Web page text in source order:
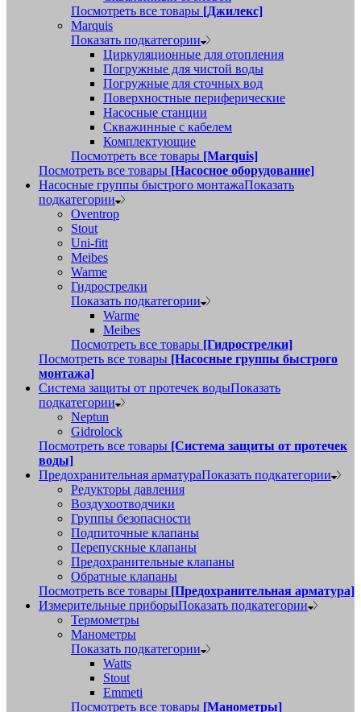
Посмотреть все товары [Джилекс]
Marquis
Показать подкатегории
Циркуляционные для отопления
Погружные для чистой воды
Погружные для сточных вод
Поверхностные периферические
Насосные станции
Скважинные с кабелем
Комплектующие
Посмотреть все товары [Marquis]
Посмотреть все товары [Насосное оборудование]
Насосные группы быстрого монтажаПоказать
подкатегории
Oventrop
Stout
Uni-fitt
Meibes
Warme
Гидрострелки
Показать подкатегории
Warme
Meibes
Посмотреть все товары [Гидрострелки]
Посмотреть все товары [Насосные группы быстрого
монтажа]
Система защиты от протечек водыПоказать
подкатегории
Neptun
Gidrolock
Посмотреть все товары [Система защиты от протечек
воды]
Предохранительная арматураПоказать подкатегории
Редукторы давления
Воздухоотводчики
Группы безопасности
Подпиточные клапаны
Перепускные клапаны
Предохранительные клапаны
Обратные клапаны
Посмотреть все товары [Предохранительная арматура]
Измерительные приборыПоказать подкатегории
Термометры
Манометры
Показать подкатегории
Watts
Stout
Emmeti
Посмотреть все товары [Манометры]